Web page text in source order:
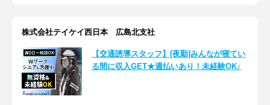
株式会社テイケイ西日本 広島北支社
【交通誘導スタッフ】[夜勤]みんなが寝てい
る間に収入GET★週払いあり！未経験OK♪